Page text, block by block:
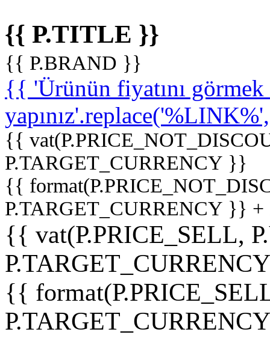
{{ P.TITLE }}
{{ P.BRAND }}
{{ 'Ürünün fiyatını
{{
P.TARGET_CURRENCY }}
{{
P.TARGET_CURRENCY }}
{{ vat(P.PRICE_SELL,
{{